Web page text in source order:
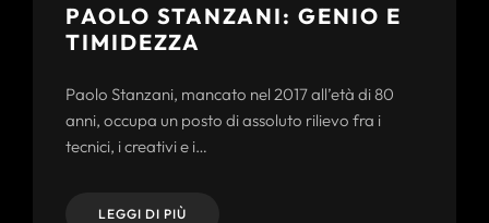
PAOLO STANZANI: GENIO E
TIMIDEZZA
Paolo Stanzani, mancato nel 2017 all’età di 80
anni, occupa un posto di assoluto rilievo fra i
tecnici, i creativi e i…
LEGGI DI PIÙ